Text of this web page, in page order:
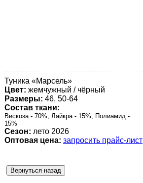
Туника «Марсель»
Цвет: жемчужный / чёрный
Размеры: 46, 50-64
Состав ткани:
Вискоза - 70%, Лайкра - 15%, Полиамид -
15%
Сезон: лето 2026
Оптовая цена: запросить прайс-лист